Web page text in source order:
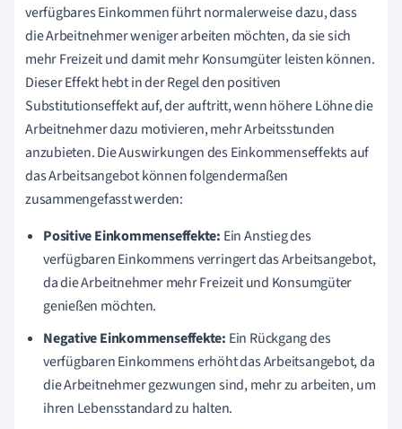
verfügbares Einkommen führt normalerweise dazu, dass
die Arbeitnehmer weniger arbeiten möchten, da sie sich
mehr Freizeit und damit mehr Konsumgüter leisten können.
Dieser Effekt hebt in der Regel den positiven
Substitutionseffekt auf, der auftritt, wenn höhere Löhne die
Arbeitnehmer dazu motivieren, mehr Arbeitsstunden
anzubieten. Die Auswirkungen des Einkommenseffekts auf
das Arbeitsangebot können folgendermaßen
zusammengefasst werden:
Positive Einkommenseffekte: Ein Anstieg des
verfügbaren Einkommens verringert das Arbeitsangebot,
da die Arbeitnehmer mehr Freizeit und Konsumgüter
genießen möchten.
Negative Einkommenseffekte: Ein Rückgang des
verfügbaren Einkommens erhöht das Arbeitsangebot, da
die Arbeitnehmer gezwungen sind, mehr zu arbeiten, um
ihren Lebensstandard zu halten.